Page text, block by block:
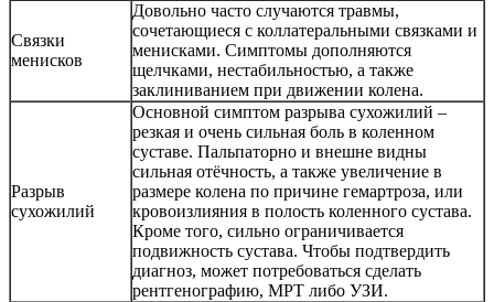
Связки
менисков
Довольно часто случаются травмы,
сочетающиеся с коллатеральными связками и
менисками. Симптомы дополняются
щелчками, нестабильностью, а также
заклиниванием при движении колена.
Разрыв
сухожилий
Основной симптом разрыва сухожилий –
резкая и очень сильная боль в коленном
суставе. Пальпаторно и внешне видны
сильная отёчность, а также увеличение в
размере колена по причине гемартроза, или
кровоизлияния в полость коленного сустава.
Кроме того, сильно ограничивается
подвижность сустава. Чтобы подтвердить
диагноз, может потребоваться сделать
рентгенографию, МРТ либо УЗИ.